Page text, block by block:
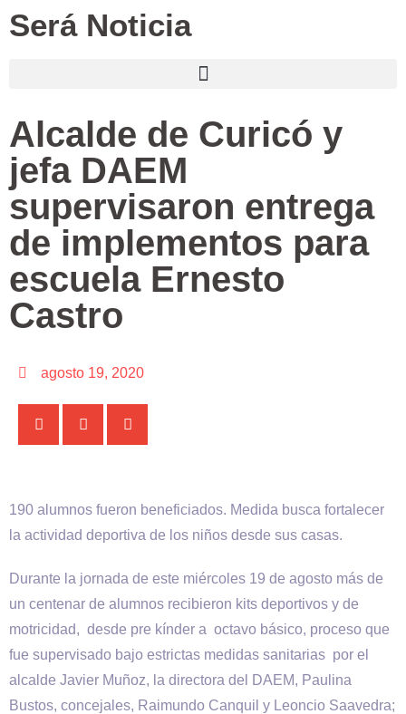
Será Noticia
Alcalde de Curicó y
jefa DAEM
supervisaron entrega
de implementos para
escuela Ernesto
Castro
agosto 19, 2020
190 alumnos fueron beneficiados. Medida busca fortalecer
la actividad deportiva de los niños desde sus casas.
Durante la jornada de este miércoles 19 de agosto más de
un centenar de alumnos recibieron kits deportivos y de
motricidad, desde pre kínder a octavo básico, proceso que
fue supervisado bajo estrictas medidas sanitarias por el
alcalde Javier Muñoz, la directora del DAEM, Paulina
Bustos, concejales, Raimundo Canquil y Leoncio Saavedra;